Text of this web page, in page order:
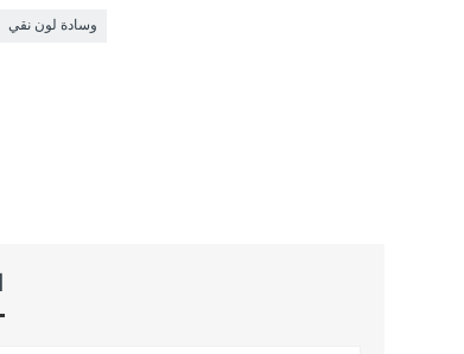
وسادة لون نقي